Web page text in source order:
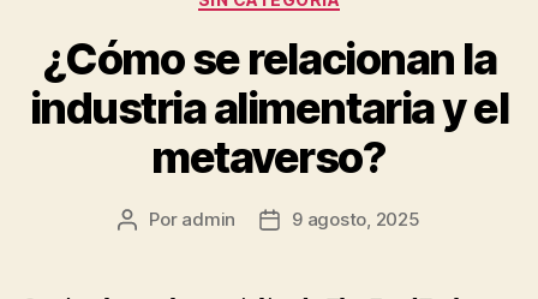
¿Cómo se relacionan la
industria alimentaria y el
metaverso?
Autor
Por admin
Fecha9 agosto, 2025